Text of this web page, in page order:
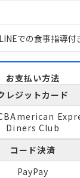
での食事指導付
お支払い方法
レジットカード
American
Diners Club
コード決済
PayPay